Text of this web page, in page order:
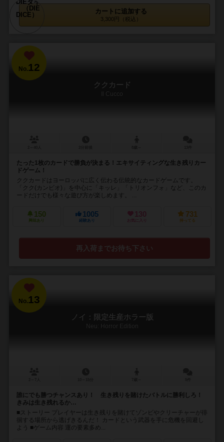
カートに追加する
3,300円（税込）
No.12
ククカード
Il Cucco
たった1枚のカードで勝負が決まる！エキサイティングな生き残りカー
ドゲーム！
ククカードはヨーロッパに広く伝わる伝統的なカードゲームです。
「クク(カンビオ)」を中心に「キッレ」「トリオンフォ」など、このカ
ードだけでも様々な遊び方が楽しめます。 ...
150
興味あり
1005
経験あり
130
お気に入り
731
持ってる
再入荷までお待ち下さい
No.13
ノイ：限定生産ホラー版
Neu: Horror Edition
誰にでも勝つチャンスあり！ 生き残りを賭けたバトルに勝利しろ！
きみは生き残れるか…
■ストーリー プレイヤーは生き残りを賭けてゾンビやクリーチャーが徘
徊する場所から逃げきるんだ！ カードという武器を手に危機を回避し
よう ■ゲーム内容 運の要素多め...